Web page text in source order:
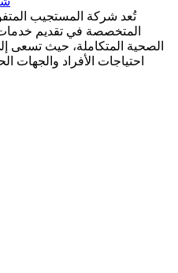
تُعد شركة المستجيب
المتخصصة في تقديم
الصحية المتكاملة، حيث تسعى
احتياجات الأفراد والجهات